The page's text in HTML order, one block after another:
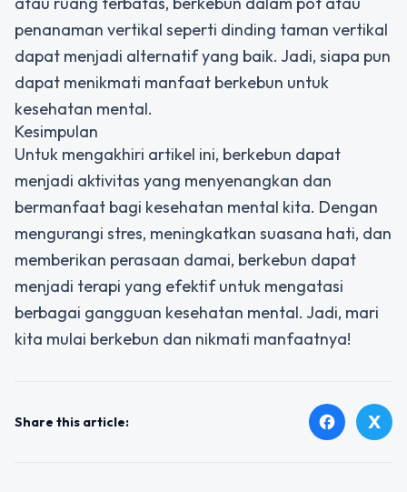
penanaman vertikal seperti dinding taman vertikal
dapat menjadi alternatif yang baik. Jadi, siapa pun
dapat menikmati manfaat berkebun untuk
kesehatan mental.
Kesimpulan
Untuk mengakhiri artikel ini, berkebun dapat
menjadi aktivitas yang menyenangkan dan
bermanfaat bagi kesehatan mental kita. Dengan
mengurangi stres, meningkatkan suasana hati, dan
memberikan perasaan damai, berkebun dapat
menjadi terapi yang efektif untuk mengatasi
berbagai gangguan kesehatan mental. Jadi, mari
kita mulai berkebun dan nikmati manfaatnya!
Share this article: facebook X